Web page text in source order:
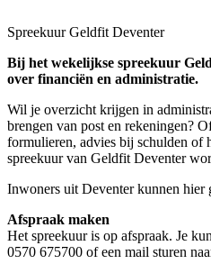
Spreekuur Geldfit Deventer
Bij het wekelijkse spreekuur
over financiën en administratie.
Wil je overzicht krijgen in
brengen van post en rekeningen?
formulieren, advies bij schulden of
spreekuur van Geldfit Deventer
Inwoners uit Deventer kunnen hier
Afspraak maken
Het spreekuur is op afspraak. Je
0570 675700 of een mail sturen